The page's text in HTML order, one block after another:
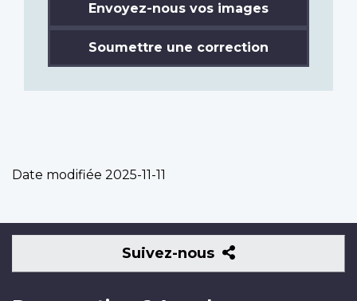
Envoyez-nous vos images
Soumettre une correction
Date modifiée 2025-11-11
Suivez-nous
Suivez-
nous